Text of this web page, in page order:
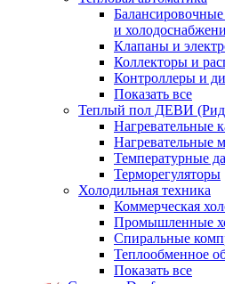
и
Клапаны и
Коллекторы и
Контроллеры и
Показать все
Теплый пол ДЕВИ
Нагревательные
Нагревательные
Температурные
Терморегуляторы
Холодильная техника
Коммерческая
Промышленные
Спиральные
Теплообменное
Показать все